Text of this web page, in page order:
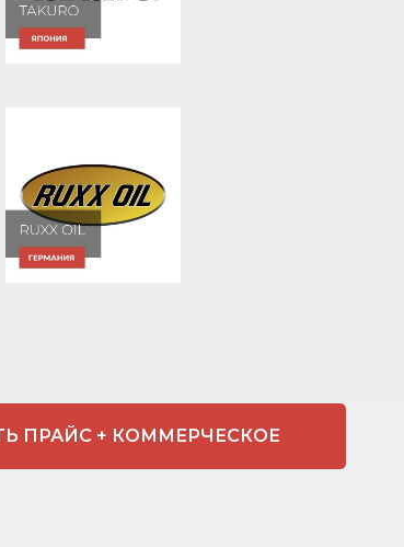
ПРАЙС + КОММЕРЧЕСКОЕ